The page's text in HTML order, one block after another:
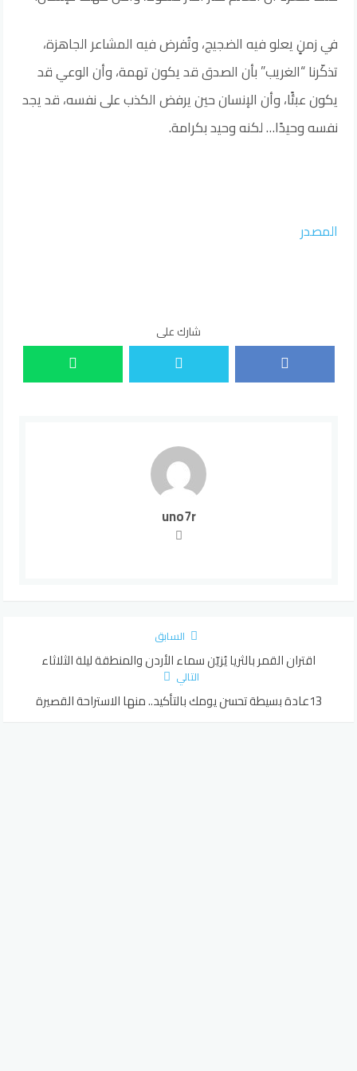
في زمنٍ يعلو فيه الضجيج، وتُفرض فيه المشاعر الجاهزة،
تذكّرنا “الغريب” بأن الصدق قد يكون تهمة، وأن الوعي قد
يكون عبئًا، وأن الإنسان حين يرفض الكذب على نفسه، قد يجد
نفسه وحيدًا… لكنه وحيد بكرامة.
المصدر
شارك على
uno7r
السابق
اقتران القمر بالثريا يُزيّن سماء الأردن والمنطقة ليلة الثلاثاء
التالي
13عادة بسيطة تحسن يومك بالتأكيد.. منها الاستراحة القصيرة